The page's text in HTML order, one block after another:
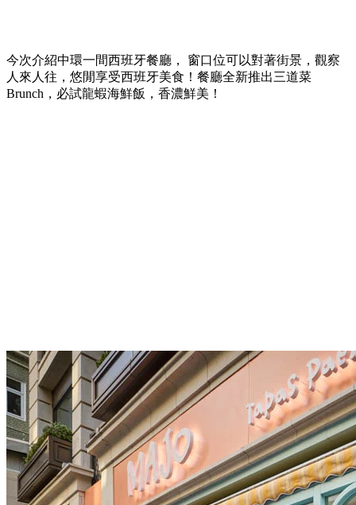
今次介紹中環一間西班牙餐廳， 窗口位可以對著街景，觀察
人來人往，悠閒享受西班牙美食！餐廳全新推出三道菜
Brunch，必試龍蝦海鮮飯，香濃鮮美！